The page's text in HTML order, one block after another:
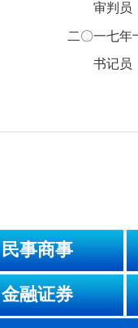
审判
二〇一七年
书记
民事商事
金融证券